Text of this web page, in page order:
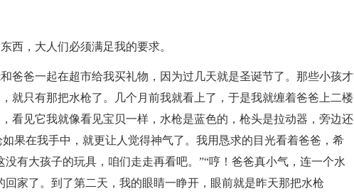
西，大人们必须满足我的要求。
爸爸一起在超市给我买礼物，因为过几天就是圣诞节了。那些小孩才
就只有那把水枪了。几个月前我就看上了，于是我就缠着爸爸上二楼
看见它我就像看见宝贝一样，水枪是蓝色的，枪头是拉动器，旁边还
果在我手中，就更让人觉得神气了。我用恳求的目光看着爸爸，希
有大孩子的玩具，咱们走走再看吧。”“哼！爸爸真小气，连一个水
回家了。到了第二天，我的眼睛一睁开，眼前就是昨天那把水枪